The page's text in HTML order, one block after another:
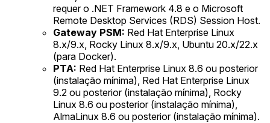
requer o .NET Framework 4.8 e o Microsoft
Remote Desktop Services (RDS) Session Host.
Gateway PSM: Red Hat Enterprise Linux
8.x/9.x, Rocky Linux 8.x/9.x, Ubuntu 20.x/22.x
(para Docker).
PTA: Red Hat Enterprise Linux 8.6 ou posterior
(instalação mínima), Red Hat Enterprise Linux
9.2 ou posterior (instalação mínima), Rocky
Linux 8.6 ou posterior (instalação mínima),
AlmaLinux 8.6 ou posterior (instalação mínima).